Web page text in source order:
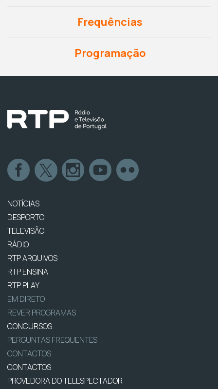
Frequências
Programação
NOTÍCIAS
DESPORTO
TELEVISÃO
RÁDIO
RTP ARQUIVOS
RTP ENSINA
RTP PLAY
EM DIRETO
REVER PROGRAMAS
CONCURSOS
PERGUNTAS FREQUENTES
CONTACTOS
CONTACTOS
PROVEDORA DO TELESPECTADOR